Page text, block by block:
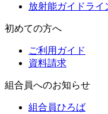
放射能ガイドライ
初めての方へ
ご利用ガイド
資料請求
組合員へのお知らせ
組合員ひろば